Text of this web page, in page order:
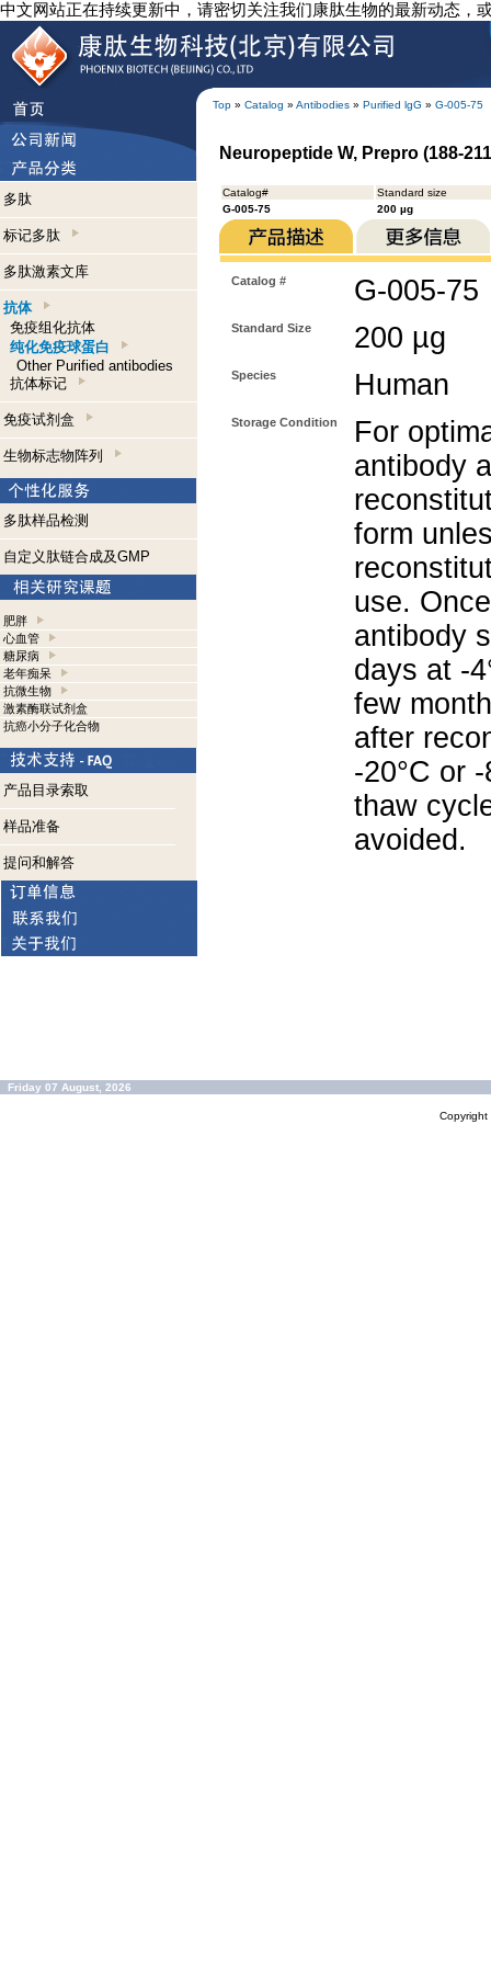
中文网站正在持续更新中，请密切关注我们康肽生物的最新动态，
Top » Catalog » Antibodies » Purified lgG » G-005-75
多肽
标记多肽
多肽激素文库
抗体
免疫组化抗体
纯化免疫球蛋白
Other Purified antibodies
抗体标记
免疫试剂盒
生物标志物阵列
多肽样品检测
自定义肽链合成及GMP
肥胖
心血管
糖尿病
老年痴呆
抗微生物
激素酶联试剂盒
抗癌小分子化合物
产品目录索取
样品准备
提问和解答
Neuropeptide W, Prepro (188-
Catalog#
Standard size
G-005-75
200 µg
Catalog # G-005-75
Standard Size 200 µg
Species Human
Storage Condition
For
antibody
form
use.
antibody
days at -
few
after
-20°C or
thaw
avoided.
Friday 07 August, 2026